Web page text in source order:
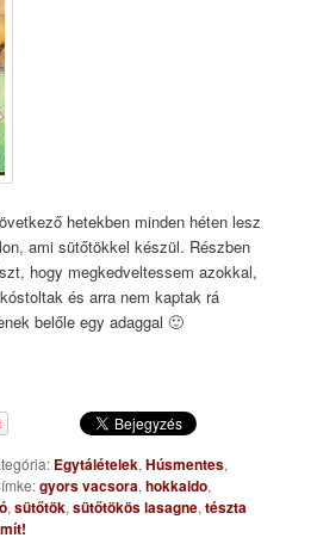
hetekben minden héten lesz
ami sütőtökkel készül. Részben
hogy megkedveltessem azokkal,
és arra nem kaptak rá
belőle egy adaggal 🙂
Egytálételek,Húsmentes,
gyors vacsora,hokkaido,
,sütőtök,sütőtökös lasagne,tészta